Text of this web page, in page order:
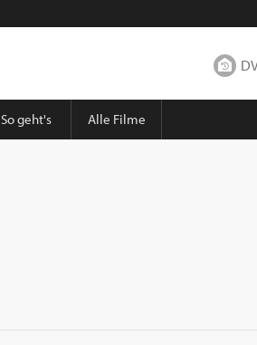
So geht's Alle Filme